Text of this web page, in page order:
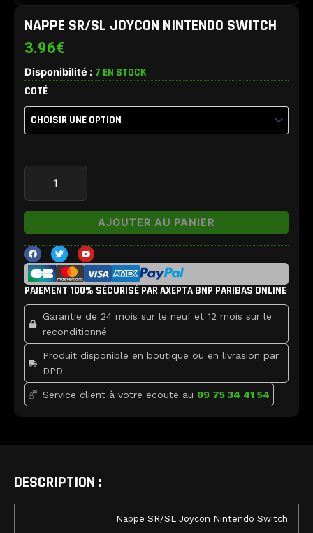
NAPPE SR/SL JOYCON NINTENDO SWITCH
3.96€
Disponibilité : 7 EN STOCK
COTÉ
quantité
Nappe
Nintendo
Switch
AJOUTER AU PANIER
F
a
c
e
b
o
k
T
w
i
t
t
e
Y
o
u
t
u
b
PAIEMENT 100% SÉCURISÉ PAR AXEPTA BNP PARIBAS ONLINE
Garantie de 24 mois sur le neuf et 12 mois sur le
reconditionné
Produit disponible en boutique ou en livrasion par
DPD
Service client à votre ecoute au 09 75 34 41 54
DESCRIPTION :
Nappe SR/SL Joycon Nintendo Switch